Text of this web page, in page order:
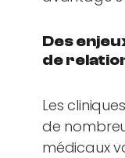
Des
de
Les
de
médicaux